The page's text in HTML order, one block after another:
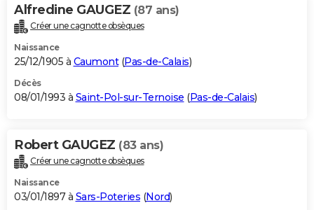
Alfredine GAUGEZ (87 ans)
Créer une cagnotte obsèques
Naissance
25/12/1905 à Caumont(Pas-de-Calais)
Décès
08/01/1993 à Saint-Pol-sur-Ternoise (Pas-de-Calais)
Robert GAUGEZ (83 ans)
Créer une cagnotte obsèques
Naissance
03/01/1897 à Sars-Poteries (Nord)